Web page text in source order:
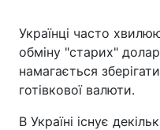
Українці часто
обміну "старих"
намагається
готівкової валюти.
В Україні існує